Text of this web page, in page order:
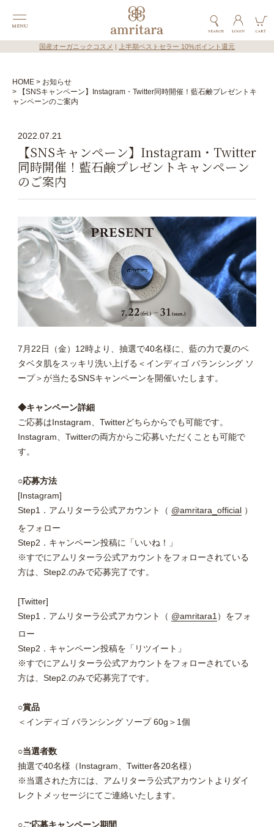
国産オーガニックコスメ 上半期ベストセラー 10%ポイント還元
HOME
お知らせ
【SNSキャンペーン】Instagram・Twitter同時開催！藍石鹸プレゼントキ
ャンペーンのご案内
2022.07.21
【SNSキャンペーン】Instagram・Twitter
同時開催！藍石鹸プレゼントキャンペーン
のご案内
7月22日（金）12時より、抽選で40名様に、藍の力で夏のベ
タベタ肌をスッキリ洗い上げる＜インディゴ バランシング ソ
ープ＞が当たるSNSキャンペーンを開催いたします。
◆キャンペーン詳細
ご応募はInstagram、Twitterどちらからでも可能です。
Instagram、Twitterの両方からご応募いただくことも可能で
す。
○応募方法
[Instagram]
Step1．アムリターラ公式アカウント（ @amritara_official）
をフォロー
Step2．キャンペーン投稿に「いいね！」
※すでにアムリターラ公式アカウントをフォローされている
方は、Step2.のみで応募完了です。
[Twitter]
Step1．アムリターラ公式アカウント（ @amritara1 ）をフォ
ロー
Step2．キャンペーン投稿を「リツイート」
※すでにアムリターラ公式アカウントをフォローされている
方は、Step2.のみで応募完了です。
○賞品
＜インディゴ バランシング ソープ 60g＞1個
○当選者数
抽選で40名様（Instagram、Twitter各20名様）
※当選された方には、アムリターラ公式アカウントよりダイ
レクトメッセージにてご連絡いたします。
○ご応募キャンペーン期間